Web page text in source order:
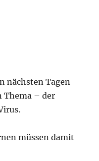
nächsten Tagen
Thema – der
müssen damit